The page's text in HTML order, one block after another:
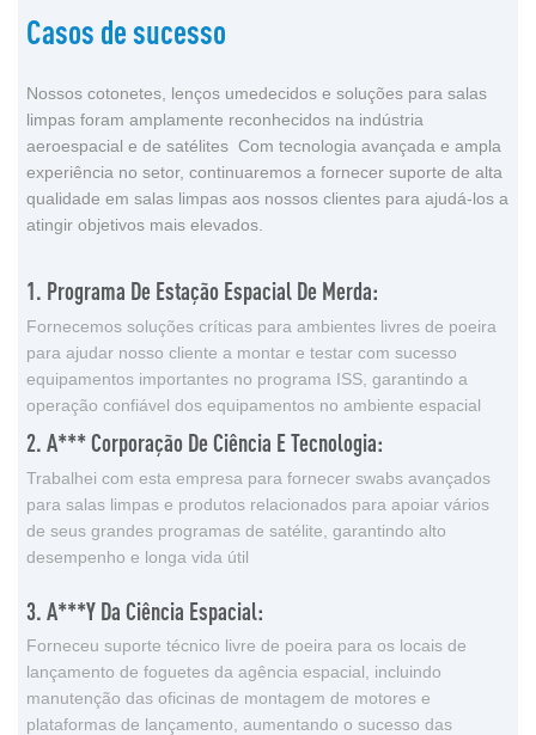
Casos de sucesso
Nossos cotonetes, lenços umedecidos e soluções para salas
limpas foram amplamente reconhecidos na indústria
aeroespacial e de satélites Com tecnologia avançada e ampla
experiência no setor, continuaremos a fornecer suporte de alta
qualidade em salas limpas aos nossos clientes para ajudá-los a
atingir objetivos mais elevados.
1. Programa De Estação Espacial De Merda:
Fornecemos soluções críticas para ambientes livres de poeira
para ajudar nosso cliente a montar e testar com sucesso
equipamentos importantes no programa ISS, garantindo a
operação confiável dos equipamentos no ambiente espacial
2. A*** Corporação De Ciência E Tecnologia:
Trabalhei com esta empresa para fornecer swabs avançados
para salas limpas e produtos relacionados para apoiar vários
de seus grandes programas de satélite, garantindo alto
desempenho e longa vida útil
3. A***y Da Ciência Espacial:
Forneceu suporte técnico livre de poeira para os locais de
lançamento de foguetes da agência espacial, incluindo
manutenção das oficinas de montagem de motores e
plataformas de lançamento, aumentando o sucesso das